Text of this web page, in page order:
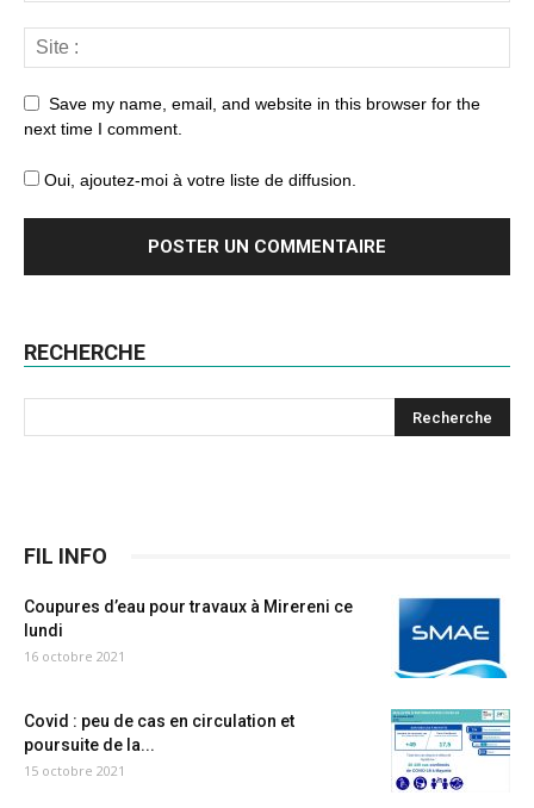
Save my name, email, and website in this browser for the
next time I comment.
Oui, ajoutez-moi à votre liste de diffusion.
RECHERCHE
FIL INFO
Coupures d’eau pour travaux à Mirereni ce
lundi
16 octobre 2021
Covid : peu de cas en circulation et
poursuite de la...
15 octobre 2021